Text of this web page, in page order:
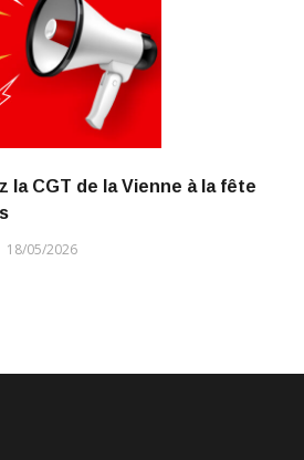
la CGT de la Vienne à la fête
18/05/2026